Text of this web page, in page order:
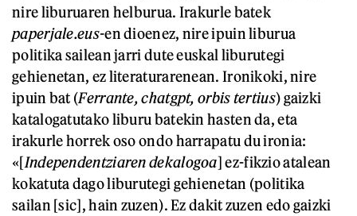
nire liburuaren helburua. Irakurle batek
paperjale.eus-en dioenez, nire ipuin liburua
politika sailean jarri dute euskal liburutegi
gehienetan, ez literaturarenean. Ironikoki, nire
ipuin bat (Ferrante, chatgpt, orbis tertius) gaizki
katalogatutako liburu batekin hasten da, eta
irakurle horrek oso ondo harrapatu du ironia:
«[Independentziaren dekalogoa] ez-fikzio atalean
kokatuta dago liburutegi gehienetan (politika
sailan [sic], hain zuzen). Ez dakit zuzen edo gaizki